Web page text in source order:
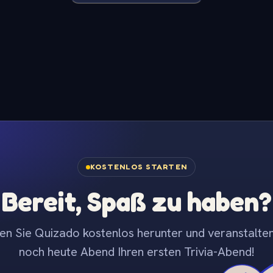
KOSTENLOS STARTEN
Bereit, Spaß zu haben?
Sie Quizado kostenlos herunter und
noch heute Abend Ihren ersten Trivia-Abend!